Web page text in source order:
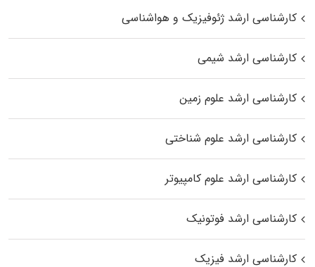
کارشناسی ارشد ژئوفیزیک و هواشناسی
کارشناسی ارشد شیمی
کارشناسی ارشد علوم زمین
کارشناسی ارشد علوم شناختی
کارشناسی ارشد علوم کامپیوتر
کارشناسی ارشد فوتونیک
کارشناسی ارشد فیزیک